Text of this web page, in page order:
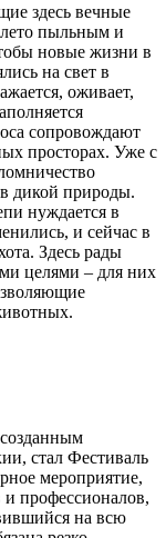
здесь вечные
пыльным и
новые жизни в
на свет в
оживает,
сопровождают
просторах. Уже с
дикой природы.
нуждается в
и сейчас в
Здесь рады
целями – для них
стал Фестиваль
мероприятие,
профессионалов,
на всю